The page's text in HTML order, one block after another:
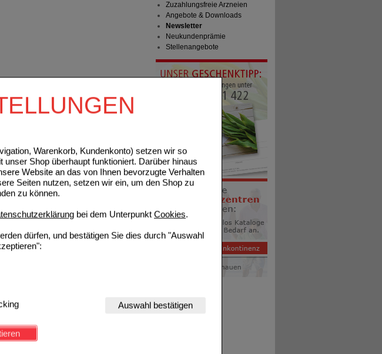
Warenkorb, Kundenkonto) setzen wir so
Shop überhaupt funktioniert. Darüber hinaus
Website an das von Ihnen bevorzugte Verhalten
Seiten nutzen, setzen wir ein, um den Shop zu
zu können.
bei dem Unterpunkt Cookies.
dürfen, und bestätigen Sie dies durch "Auswahl
für die Grundfunktionen unserer Website
auf diese nicht verzichtet werden kann.
noch ansprechender zu gestalten,
Seite an bevorzugte Verhaltensweisen (z.B.
Auswahl bestätigen
Zuzahlungsfreie Arzneien
Angebote & Downloads
Newsletter
Neukundenprämie
Stellenangebote